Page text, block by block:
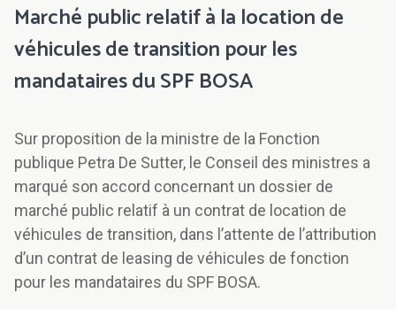
Marché public relatif à la location de
véhicules de transition pour les
mandataires du SPF BOSA
Sur proposition de la ministre de la Fonction
publique Petra De Sutter, le Conseil des ministres a
marqué son accord concernant un dossier de
marché public relatif à un contrat de location de
véhicules de transition, dans l’attente de l’attribution
d’un contrat de leasing de véhicules de fonction
pour les mandataires du SPF BOSA.